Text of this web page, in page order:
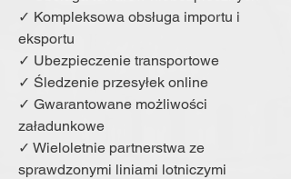
✓ Kompleksowa obsługa importu i
eksportu
✓ Ubezpieczenie transportowe
✓ Śledzenie przesyłek online
✓ Gwarantowane możliwości
załadunkowe
✓ Wieloletnie partnerstwa ze
sprawdzonymi liniami lotniczymi